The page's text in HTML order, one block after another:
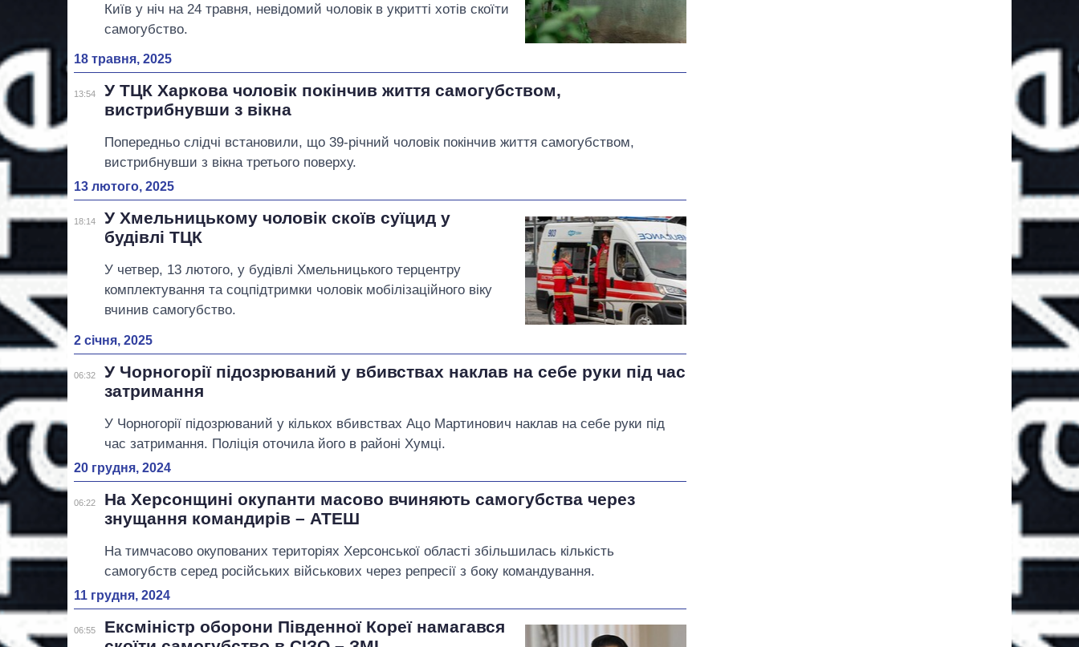
Київ у ніч на 24 травня, невідомий чоловік в укритті хотів скоїти
самогубство.
18 травня, 2025
13:54
У ТЦК Харкова чоловік покінчив життя самогубством,
вистрибнувши з вікна
Попередньо слідчі встановили, що 39-річний чоловік покінчив життя самогубством,
вистрибнувши з вікна третього поверху.
13 лютого, 2025
18:14
У Хмельницькому чоловік скоїв суїцид у
будівлі ТЦК
У четвер, 13 лютого, у будівлі Хмельницького терцентру
комплектування та соцпідтримки чоловік мобілізаційного віку
вчинив самогубство.
2 січня, 2025
06:32
У Чорногорії підозрюваний у вбивствах наклав на себе руки під час
затримання
У Чорногорії підозрюваний у кількох вбивствах Ацо Мартинович наклав на себе руки під
час затримання. Поліція оточила його в районі Хумці.
20 грудня, 2024
06:22
На Херсонщині окупанти масово вчиняють самогубства через
знущання командирів – АТЕШ
На тимчасово окупованих територіях Херсонської області збільшилась кількість
самогубств серед російських військових через репресії з боку командування.
11 грудня, 2024
06:55
Ексміністр оборони Південної Кореї намагався